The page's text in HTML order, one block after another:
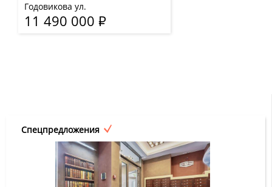
Годовикова ул.
11 490 000 Р
Спецпредложения